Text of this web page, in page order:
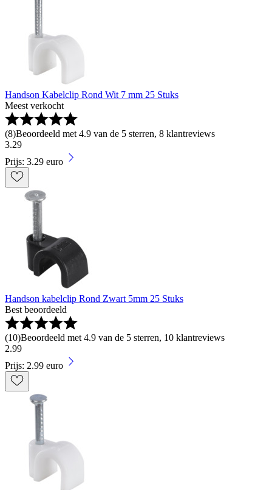
Handson Kabelclip Rond Wit 7 mm 25 Stuks
Meest verkocht
(8)Beoordeeld met 4.9 van de 5 sterren, 8 klantreviews
3.29
Prijs: 3.29 euro
Handson kabelclip Rond Zwart 5mm 25 Stuks
Best beoordeeld
(10)Beoordeeld met 4.9 van de 5 sterren, 10 klantreviews
2.99
Prijs: 2.99 euro